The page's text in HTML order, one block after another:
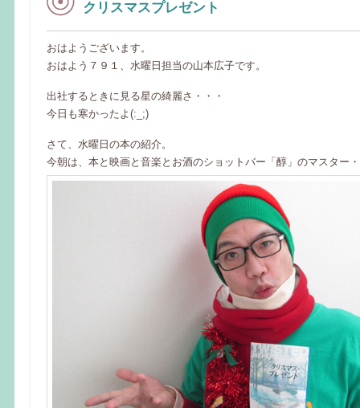
クリスマスプレゼント
おはようございます。
おはよう７９１、水曜日担当の山本広子です。
出社するときに見る星の綺麗さ・・・
今日も寒かったよ(:_;)
さて、水曜日の本の紹介。
今朝は、本と映画と音楽とお酒のショットバー「醇」のマスター